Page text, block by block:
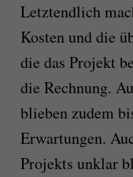
Letztendlich
Kosten und die
die das Projekt
die Rechnung.
blieben zudem
Erwartungen.
Projekts unklar